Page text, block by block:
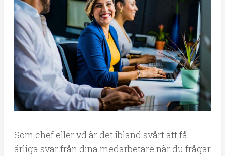
Som chef eller vd är det ibland svårt att få
ärliga svar från dina medarbetare när du frågar